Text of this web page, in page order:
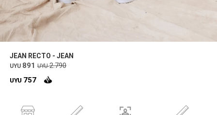
JEAN RECTO - JEAN
UYU 891 UYU 2.790
UYU 757